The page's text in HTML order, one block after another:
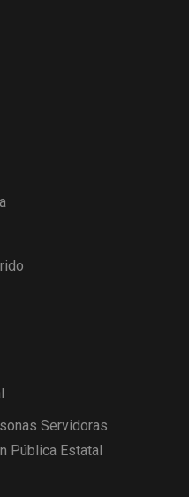
Servidoras
Pública Estatal